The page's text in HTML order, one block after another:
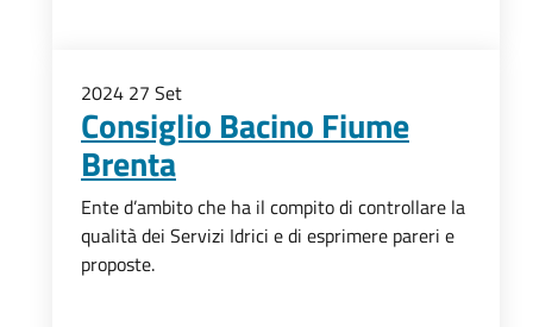
2024 27 Set
Consiglio Bacino Fiume
Brenta
Ente d’ambito che ha il compito di controllare la
qualità dei Servizi Idrici e di esprimere pareri e
proposte.